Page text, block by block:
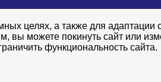
целях, а также для адаптации
вы можете покинуть сайт или
функциональность сайта.